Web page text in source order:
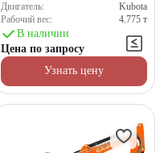
Двигатель:
Kubota
Рабочий вес:
4.775 т
В наличии
Цена по запросу
Узнать цену